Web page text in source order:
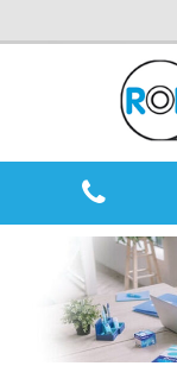
Startpagina
Mijn
winkelmandje
Account
Contact
Sitemap